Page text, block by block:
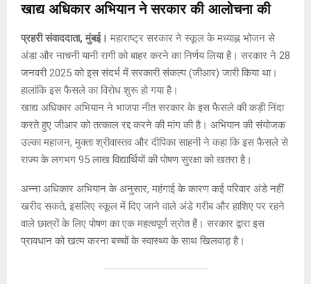
खाद्य अधिकार अभियान ने सरकार की आलोचना की
प्रहरी संवाददाता, मुंबई। महाराष्ट्र सरकार ने स्कूल के मध्याह्न भोजन से
अंडा और नाचनी यानी रागी को बाहर करने का निर्णय लिया है। सरकार ने 28
जनवरी 2025 को इस संदर्भ में सरकारी संकल्प (जीआर) जारी किया था।
हालांकि इस फैसले का विरोध शुरू हो गया है।
खाद्य अधिकार अभियान ने भाजपा नीत सरकार के इस फैसले की कड़ी निंदा
करते हुए जीआर को तत्काल रद्द करने की मांग की है। अभियान की संयोजक
उल्का महाजन, मुक्ता श्रीवास्तव और दीपिका साहनी ने कहा कि इस फैसले से
राज्य के लगभग 95 लाख विद्यार्थियों की पोषण सुरक्षा को खतरा है।
अन्ना अधिकार अभियान के अनुसार, महंगाई के कारण कई परिवार अंडे नहीं
खरीद सकते, इसलिए स्कूल में दिए जाने वाले अंडे गरीब और हाशिए पर रहने
वाले छात्रों के लिए पोषण का एक महत्वपूर्ण स्रोत हैं। सरकार द्वारा इस
प्रावधान को खत्म करना बच्चों के स्वास्थ्य के साथ खिलवाड़ है।